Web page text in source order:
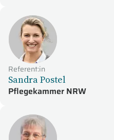
Referent:in
Sandra Postel
Pflegekammer NRW